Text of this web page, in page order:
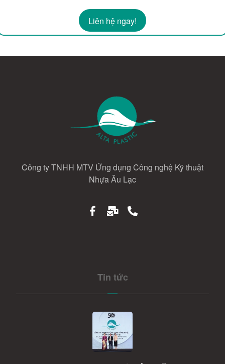
Liên hệ ngay!
Công ty TNHH MTV Ứng dụng Công nghệ Kỹ thuật
Nhựa Âu Lạc
Tin tức